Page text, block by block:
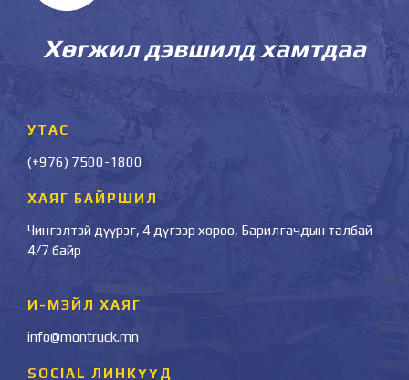
Хөгжил дэвшилд хамтдаа
УТАС
(+976) 7500-1800
ХАЯГ БАЙРШИЛ
Чингэлтэй дүүрэг, 4 дүгээр хороо, Барилгачдын талбай
4/7 байр
И-МЭЙЛ ХАЯГ
info@montruck.mn
SOCIAL ЛИНКҮҮД